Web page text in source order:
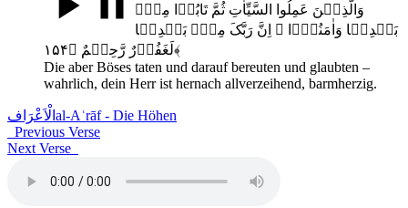
وَالَّذِیۡنَ عَمِلُوا السَّیِّاٰتِ ثُمَّ تَابُوۡا مِنۡۢ
بَعۡدِہَا وَاٰمَنُوۡۤا ۫ اِنَّ رَبَّکَ مِنۡۢ بَعۡدِہَا
لَغَفُوۡرٌ رَّحِیۡمٌ ﴿۱۵۴﴾
Die aber Böses taten und darauf bereuten und glaubten –
wahrlich, dein Herr ist hernach allverzeihend, barmherzig.
الْاَعْرَاف al-Aʿrāf - Die Höhen
Previous Verse
Next Verse